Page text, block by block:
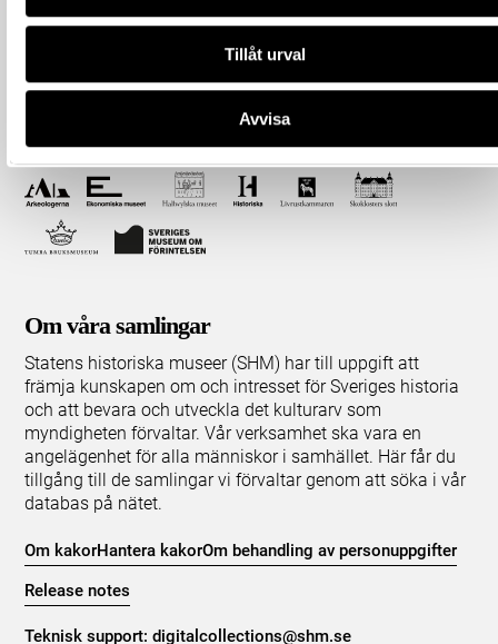
Tillåt urval
Avvisa
Om våra samlingar
Statens historiska museer (SHM) har till uppgift att
främja kunskapen om och intresset för Sveriges historia
och att bevara och utveckla det kulturarv som
myndigheten förvaltar. Vår verksamhet ska vara en
angelägenhet för alla människor i samhället. Här får du
tillgång till de samlingar vi förvaltar genom att söka i vår
databas på nätet.
Om kakorHantera kakorOm behandling av personuppgifter
Release notes
Teknisk support:digitalcollections@shm.se